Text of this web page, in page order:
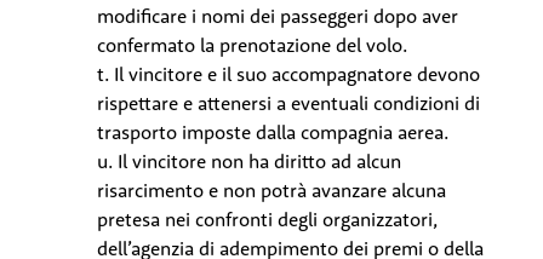
modificare i nomi dei passeggeri dopo aver
confermato la prenotazione del volo.
t. Il vincitore e il suo accompagnatore devono
rispettare e attenersi a eventuali condizioni di
trasporto imposte dalla compagnia aerea.
u. Il vincitore non ha diritto ad alcun
risarcimento e non potrà avanzare alcuna
pretesa nei confronti degli organizzatori,
dell’agenzia di adempimento dei premi o della